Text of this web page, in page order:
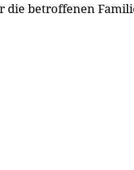
die betroffenen